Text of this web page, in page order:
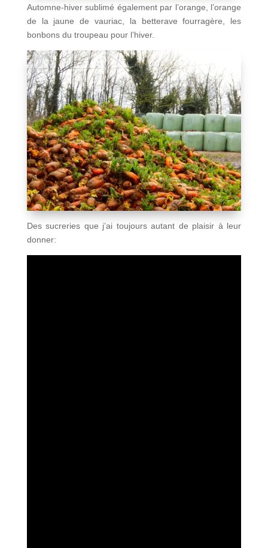
Automne-hiver sublimé également par l’orange, l’orange
de la jaune de vauriac, la betterave fourragère, les
bonbons du troupeau pour l’hiver.
Des sucreries que j’ai toujours autant de plaisir à leur
donner: